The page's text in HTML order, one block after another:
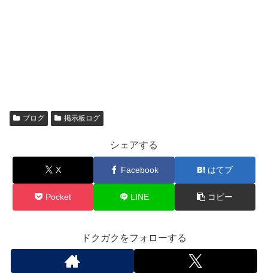
ブログ 掲示板ログ
シェアする
X Facebook はてブ
Pocket LINE コピー
ドクガクをフォローする